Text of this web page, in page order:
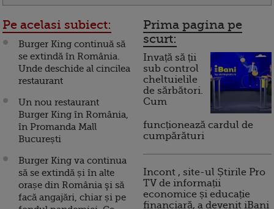
Pe acelasi subiect:
Burger King continuă să
se extindă în România.
Unde deschide al cincilea
restaurant
Un nou restaurant
Burger King în România,
în Promanda Mall
București
Burger King va continua
să se extindă și în alte
orașe din România şi să
facă angajări, chiar și pe
Prima pagina pe
scurt:
Invață să ții
sub control
cheltuielile
de sărbători.
Cum
funcționează cardul de
cumpărături
Incont , site-ul Știrile Pro
TV de informații
economice și educație
financiară, a devenit iBani